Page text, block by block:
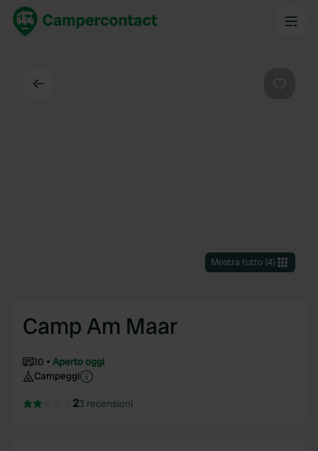
Mostra tutto(4)
Camp Am Maar
10
Aperto oggi
Campeggi
23 recensioni